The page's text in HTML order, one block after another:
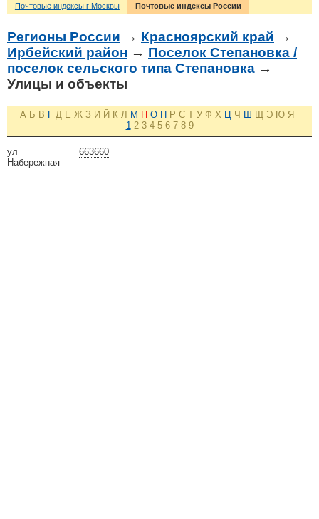
Почтовые индексы г Москвы Почтовые индексы России
Регионы России → Красноярский край →
Ирбейский район → Поселок Степановка /
поселок сельского типа Степановка →
Улицы и объекты
А Б В Г Д Е Ж З И Й К Л М Н О П Р С Т У Ф Х Ц Ч Ш Щ Э Ю Я
1 2 3 4 5 6 7 8 9
663660
ул
Набережная